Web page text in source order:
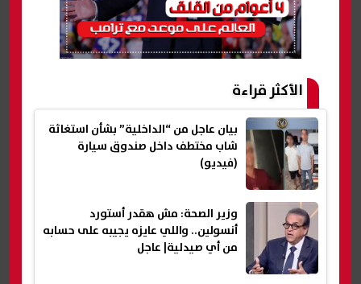
الأكثر قراءة
بيان عاجل من “الداخلية” بشأن استغاثة
شاب مختطف داخل صندوق سيارة
(فيديو)
وزير الصحة: مش هقدر أستورد
أنسولين.. واللي عايزه يجيبه على حسابه
من أي صيدلية| عاجل